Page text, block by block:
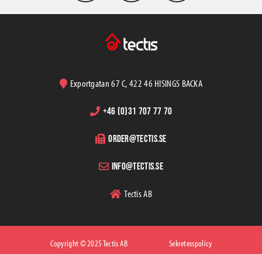
Exportgatan 67 C, 422 46 HISINGS BACKA
+46 (0)31 707 77 70
order@tectis.se
info@tectis.se
Tectis AB
Copyright © 2025 Tectis AB Sekretesspolicy